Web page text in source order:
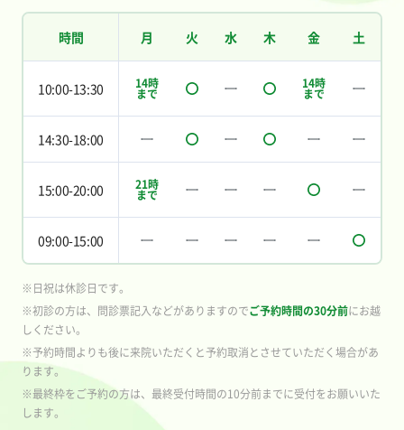
時間 月 火 水 木 金 土
10:00-13:30 14時
まで
14時
まで
14:30-18:00
15:00-20:00 21時
まで
09:00-15:00
※日祝は休診日です。
※初診の方は、問診票記入などがありますのでご予約時間の30分前にお越
しください。
※予約時間よりも後に来院いただくと予約取消とさせていただく場合があ
ります。
※最終枠をご予約の方は、最終受付時間の10分前までに受付をお願いいた
します。